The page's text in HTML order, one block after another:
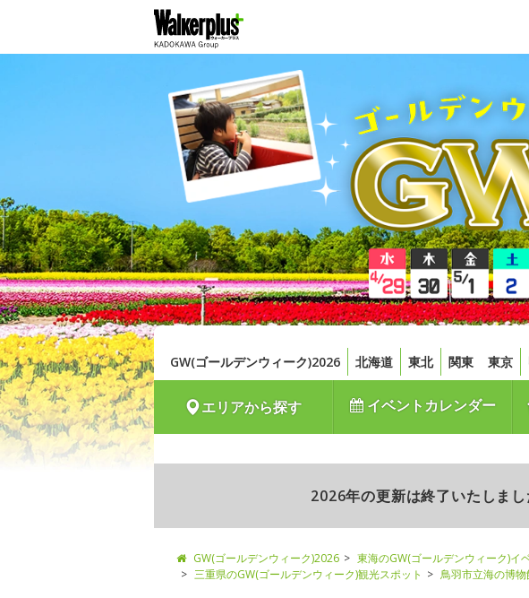
GW(ゴールデンウィーク)2026 北海道 東北 関東 東京
エリアから探す イベントカレンダー
2026年の更新は終了いたしま
GW(ゴールデンウィーク)2026 東海のGW(ゴールデンウィーク)イ
三重県のGW(ゴールデンウィーク)観光スポット
鳥羽市立海の博物